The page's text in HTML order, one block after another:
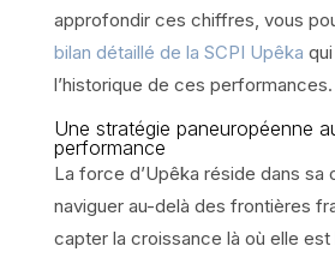
approfondir ces chiffres, vous
bilan détaillé de la SCPI Upêka
l’historique de ces performances.
Une stratégie paneuropéenne
performance
La force d’Upêka réside dans sa
naviguer au-delà des frontières
capter la croissance là où elle est